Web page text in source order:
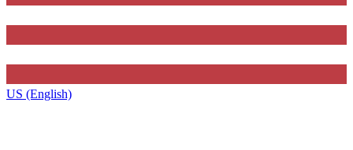
US (English)